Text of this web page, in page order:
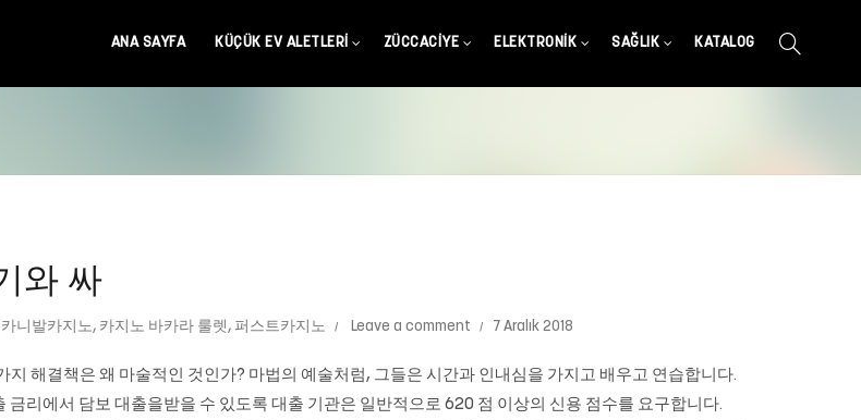
ANA SAYFA KÜÇÜK EV ALETLERI ZÜCCACIYE ELEKTRONIK SAĞLIK KATALOG
와 싸
카니발카지노, 카지노 바카라 룰렛, 퍼스트카지노 Leave a comment 7 Aralık 2018
해결책은 왜 마술적인 것인가? 마법의 예술처럼, 그들은 시간과 인내심을 가지고 배우고 연습합니다.
리에서 담보 대출을받을 수 있도록 대출 기관은 일반적으로 620 점 이상의 신용 점수를 요구합니다.